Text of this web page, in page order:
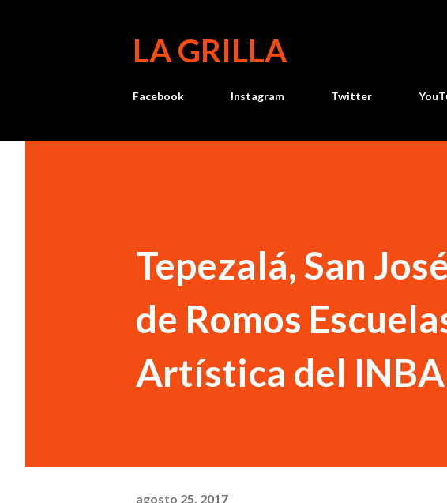
LA GRILLA
Facebook Instagram Twitter
Tepezalá, San
de Romos
Artística del INBA
agosto 25, 2017